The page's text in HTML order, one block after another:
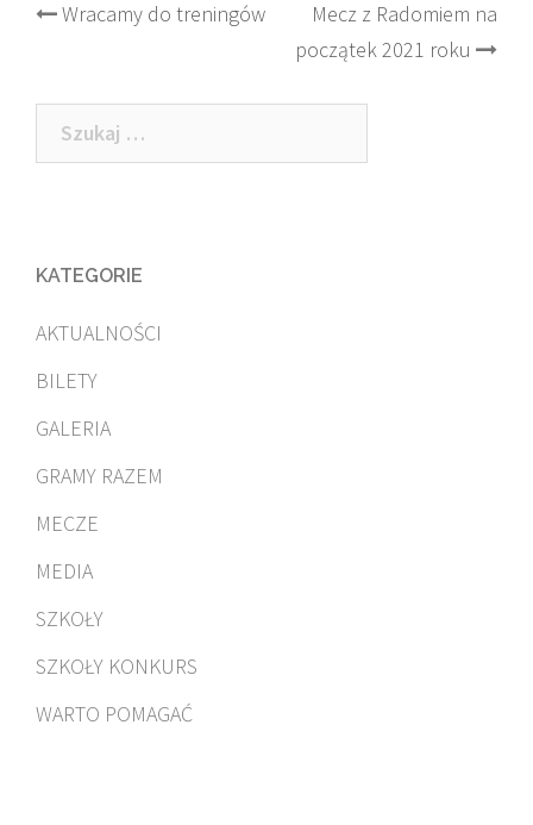
Post
Wracamy do treningów
Mecz z Radomiem na
początek 2021 roku
Szukaj:
KATEGORIE
AKTUALNOŚCI
BILETY
GALERIA
GRAMY RAZEM
MECZE
MEDIA
SZKOŁY
SZKOŁY KONKURS
WARTO POMAGAĆ